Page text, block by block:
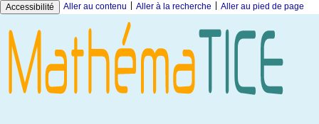
Accessibilité Aller au contenu Aller à la recherche Aller au pied de page